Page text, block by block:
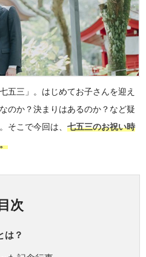
五三」。はじめてお子さんを迎え
のか？決まりはあるのか？など疑
そこで今回は、 七五三のお祝い時
目次
は？